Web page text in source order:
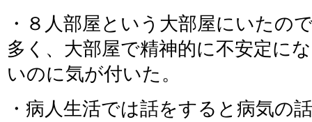
・８人部屋という大部屋にいたの
多く、大部屋で精神的に不安定に
いのに気が付いた。
・病人生活では話をすると病気の